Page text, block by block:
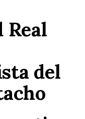
Real
del